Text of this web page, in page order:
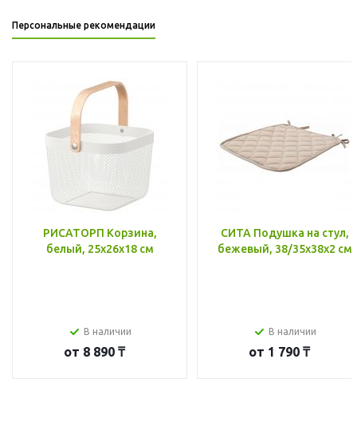
Персональные рекомендации
РИСАТОРП Корзина,
белый, 25x26x18 см
В наличии
от 8 890 ₸
СИТА Подушка на стул,
бежевый, 38/35x38x2 см
В наличии
от 1 790 ₸